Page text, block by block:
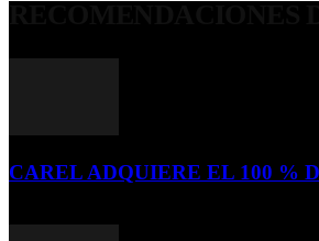
CAREL ADQUIERE EL 100 %